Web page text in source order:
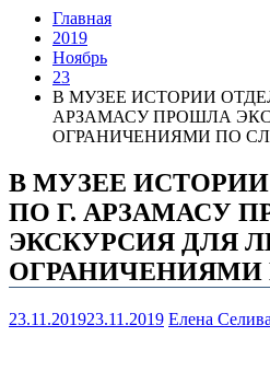
Главная
2019
Ноябрь
23
В МУЗЕЕ ИСТОРИИ
АРЗАМАСУ ПРОШЛА
ОГРАНИЧЕНИЯМИ ПО
В МУЗЕЕ
ПО Г. АРЗАМАСУ
ЭКСКУРСИЯ ДЛЯ
ОГРАНИЧЕНИЯМИ
23.11.201923.11.2019 Елена